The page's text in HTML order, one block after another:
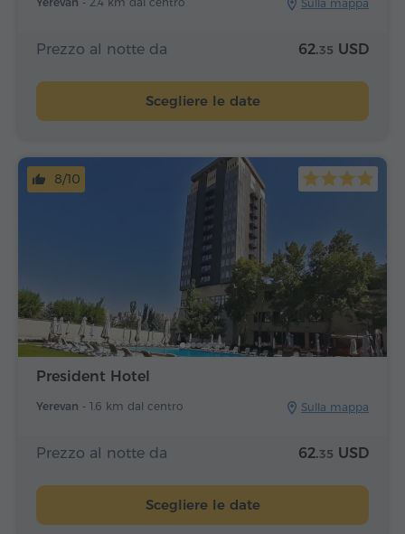
Sulla mappa
Prezzo al notte da 62.35 USD
Scegliere le date
President Hotel
Yerevan - 1.6 km dal centro Sulla mappa
8/10
Prezzo al notte da 62.35 USD
Scegliere le date